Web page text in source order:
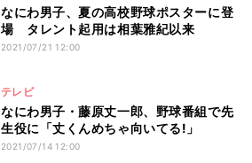
なにわ男子、夏の高校野球ポスターに登
場 タレント起用は相葉雅紀以来
2021/07/21 12:00
テレビ
なにわ男子・藤原丈一郎、野球番組で先
生役に「丈くんめちゃ向いてる!」
2021/07/14 12:00